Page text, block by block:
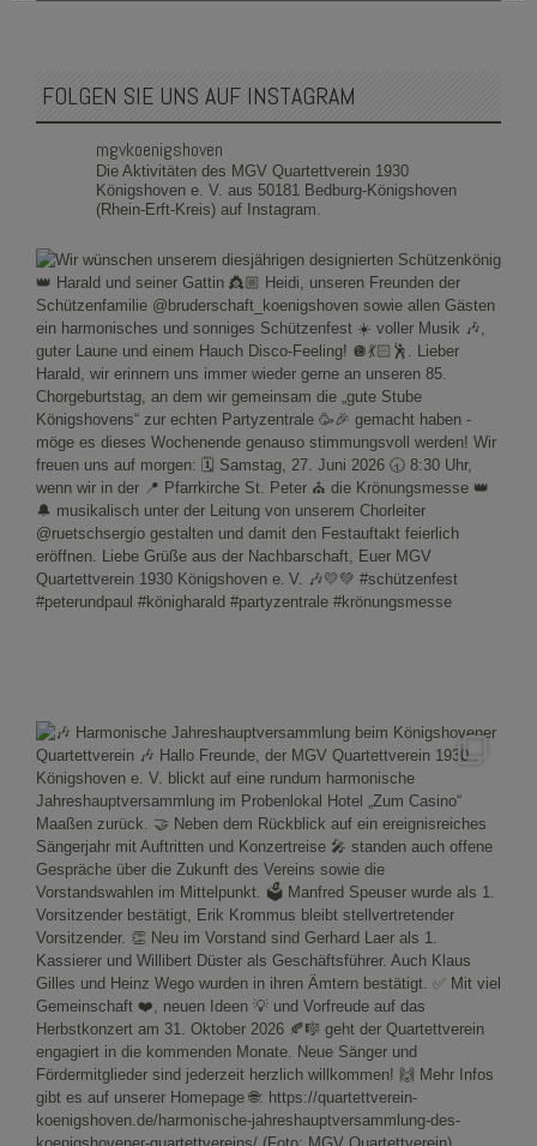
FOLGEN SIE UNS AUF INSTAGRAM
mgvkoenigshoven
Die Aktivitäten des MGV Quartettverein 1930
Königshoven e. V. aus 50181 Bedburg-Königshoven
(Rhein-Erft-Kreis) auf Instagram.